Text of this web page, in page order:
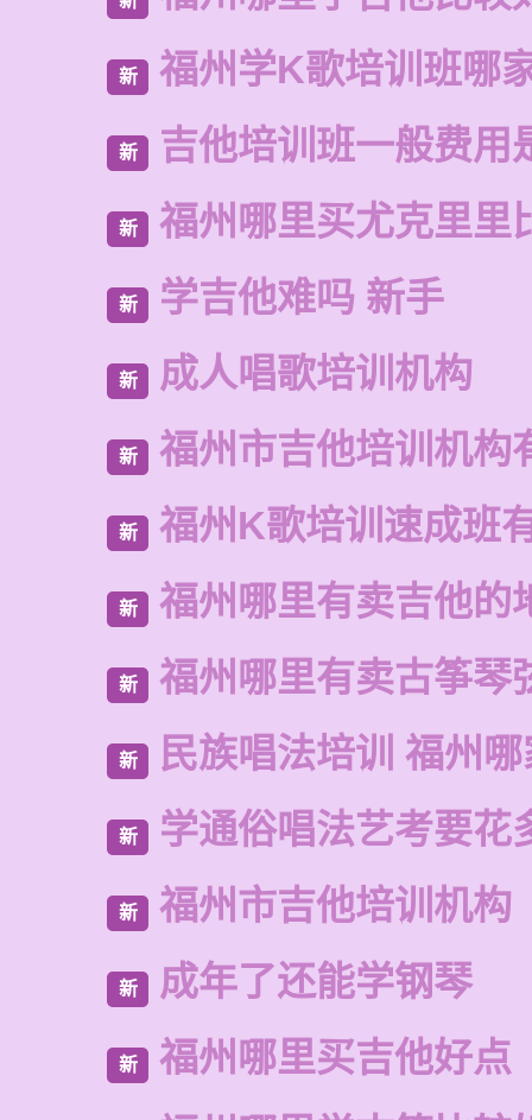
新 福州学K歌培训班哪
新 吉他培训班一般费用
新 福州哪里买尤克里里
新 学吉他难吗 新手
新 成人唱歌培训机构
新 福州市吉他培训机构
新 福州K歌培训速成班
新 福州哪里有卖吉他的
新 福州哪里有卖古筝琴
新 民族唱法培训 福州
新 学通俗唱法艺考要花
新 福州市吉他培训机构
新 成年了还能学钢琴
新
福州哪里买吉他好点